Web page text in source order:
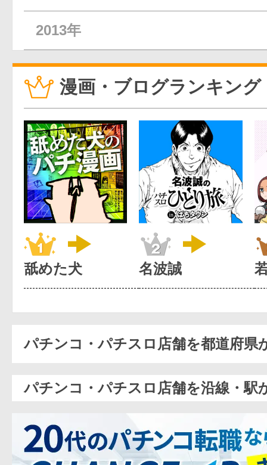
2013年
漫画・ブログランキング
舐めた犬 名波誠
パチンコ・パチスロ店舗を都道府県
パチンコ・パチスロ店舗を沿線・駅